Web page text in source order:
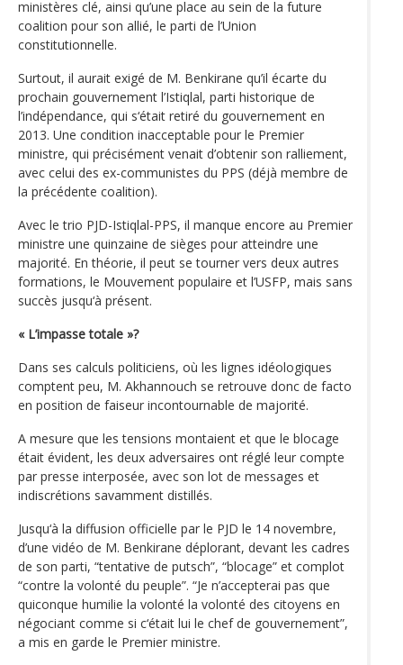
ministères clé, ainsi qu’une place au sein de la future
coalition pour son allié, le parti de l’Union
constitutionnelle.
Surtout, il aurait exigé de M. Benkirane qu’il écarte du
prochain gouvernement l’Istiqlal, parti historique de
l’indépendance, qui s‘était retiré du gouvernement en
2013. Une condition inacceptable pour le Premier
ministre, qui précisément venait d’obtenir son ralliement,
avec celui des ex-communistes du PPS (déjà membre de
la précédente coalition).
Avec le trio PJD-Istiqlal-PPS, il manque encore au Premier
ministre une quinzaine de sièges pour atteindre une
majorité. En théorie, il peut se tourner vers deux autres
formations, le Mouvement populaire et l’USFP, mais sans
succès jusqu‘à présent.
« L’impasse totale »?
Dans ses calculs politiciens, où les lignes idéologiques
comptent peu, M. Akhannouch se retrouve donc de facto
en position de faiseur incontournable de majorité.
A mesure que les tensions montaient et que le blocage
était évident, les deux adversaires ont réglé leur compte
par presse interposée, avec son lot de messages et
indiscrétions savamment distillés.
Jusqu‘à la diffusion officielle par le PJD le 14 novembre,
d’une vidéo de M. Benkirane déplorant, devant les cadres
de son parti, “tentative de putsch”, “blocage” et complot
“contre la volonté du peuple”. “Je n’accepterai pas que
quiconque humilie la volonté la volonté des citoyens en
négociant comme si c‘était lui le chef de gouvernement”,
a mis en garde le Premier ministre.